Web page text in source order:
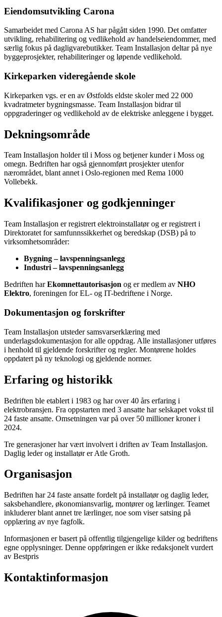
Eiendomsutvikling Carona
Samarbeidet med Carona AS har pågått siden 1990. Det omfatter
utvikling, rehabilitering og vedlikehold av handelseiendommer, med
særlig fokus på dagligvarebutikker. Team Installasjon deltar på nye
byggeprosjekter, rehabiliteringer og løpende vedlikehold.
Kirkeparken videregående skole
Kirkeparken vgs. er en av Østfolds eldste skoler med 22 000
kvadratmeter bygningsmasse. Team Installasjon bidrar til
oppgraderinger og vedlikehold av de elektriske anleggene i bygget.
Dekningsområde
Team Installasjon holder til i Moss og betjener kunder i Moss og
omegn. Bedriften har også gjennomført prosjekter utenfor
nærområdet, blant annet i Oslo-regionen med Rema 1000
Vollebekk.
Kvalifikasjoner og godkjenninger
Team Installasjon er registrert elektroinstallatør og er registrert i
Direktoratet for samfunnssikkerhet og beredskap (DSB) på to
virksomhetsområder:
Bygning – lavspenningsanlegg
Industri – lavspenningsanlegg
Bedriften harEkomnettautorisasjon og er medlem av NHO
Elektro, foreningen for EL- og IT-bedriftene i Norge.
Dokumentasjon og forskrifter
Team Installasjon utsteder samsvarserklæring med
underlagsdokumentasjon for alle oppdrag. Alle installasjoner utføres
i henhold til gjeldende forskrifter og regler. Montørene holdes
oppdatert på ny teknologi og gjeldende normer.
Erfaring og historikk
Bedriften ble etablert i 1983 og har over 40 års erfaring i
elektrobransjen. Fra oppstarten med 3 ansatte har selskapet vokst til
24 faste ansatte. Omsetningen var på over 50 millioner kroner i
2024.
Tre generasjoner har vært involvert i driften av Team Installasjon.
Daglig leder og installatør er Atle Groth.
Organisasjon
Bedriften har 24 faste ansatte fordelt på installatør og daglig leder,
saksbehandlere, økonomiansvarlig, montører og lærlinger. Teamet
inkluderer blant annet tre lærlinger, noe som viser satsing på
opplæring av nye fagfolk.
Informasjonen er basert på offentlig tilgjengelige kilder og bedriftens
egne opplysninger. Denne oppføringen er ikke redaksjonelt vurdert
av Bestpris
Kontaktinformasjon